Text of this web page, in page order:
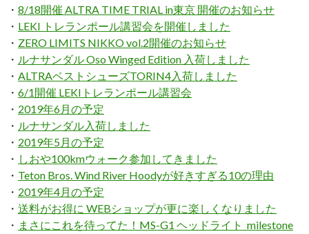
・ 8/18開催 ALTRA TIME TRIAL in東京 開催のお知らせ
・ LEKI トレランポール講習会を開催しました
・ ZERO LIMITS NIKKO vol.2開催のお知らせ
・ ルナサンダル Oso Winged Edition 入荷しました
・ ALTRAベストシューズTORIN4入荷しました
・ 6/1開催 LEKIトレランポール講習会
・ 2019年6月の予定
・ ルナサンダル入荷しました
・ 2019年5月の予定
・ しおや100kmウォーク参加してきました
・ Teton Bros. Wind River Hoodyが好きすぎる10の理由
・ 2019年4月の予定
・ 送料がお得に WEBショップが更に楽しくなりました
・ まさにこれを待ってた！MS-G1 ヘッドライト milestone